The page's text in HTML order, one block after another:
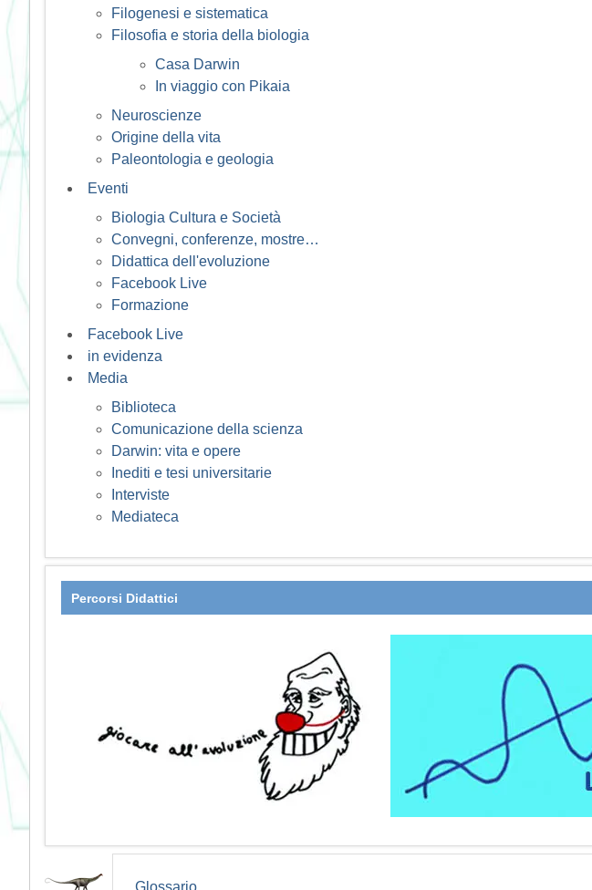
Filogenesi e sistematica
Filosofia e storia della biologia
Casa Darwin
In viaggio con Pikaia
Neuroscienze
Origine della vita
Paleontologia e geologia
Eventi
Biologia Cultura e Società
Convegni, conferenze, mostre…
Didattica dell'evoluzione
Facebook Live
Formazione
Facebook Live
in evidenza
Media
Biblioteca
Comunicazione della scienza
Darwin: vita e opere
Inediti e tesi universitarie
Interviste
Mediateca
Percorsi Didattici
Glossario